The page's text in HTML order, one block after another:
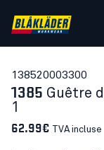
138520003300
1385 Guêtre
1
62.99€ TVA incluse